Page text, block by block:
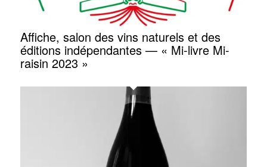
Affiche, salon des vins naturels et des
éditions indépendantes — « Mi-livre Mi-
raisin 2023 »